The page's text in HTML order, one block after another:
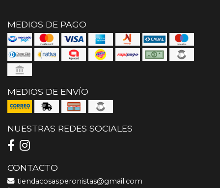
MEDIOS DE PAGO
MEDIOS DE ENVÍO
NUESTRAS REDES SOCIALES
CONTACTO
tiendacosasperonistas@gmail.com